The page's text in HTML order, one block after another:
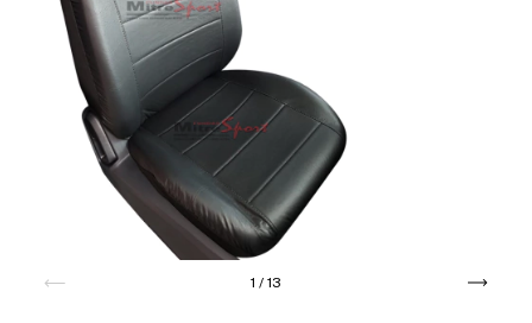
1 / 13